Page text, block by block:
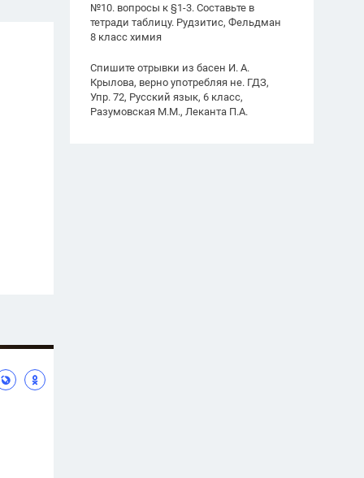
№10. вопросы к §1-3. Составьте в
тетради таблицу. Рудзитис, Фельдман
8 класс химия
Спишите отрывки из басен И. А.
Крылова, верно употребляя не. ГДЗ,
Упр. 72, Русский язык, 6 класс,
Разумовская М.М., Леканта П.А.